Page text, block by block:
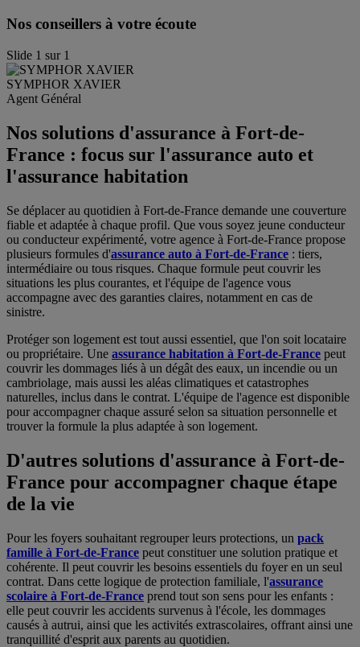
Nos conseillers à votre écoute
Slide 1 sur 1
SYMPHOR XAVIER
Agent Général
Nos solutions d'assurance à Fort-de-
France : focus sur l'assurance auto et
l'assurance habitation
Se déplacer au quotidien à Fort-de-France demande une couverture
fiable et adaptée à chaque profil. Que vous soyez jeune conducteur
ou conducteur expérimenté, votre agence à Fort-de-France propose
plusieurs formules d'assurance auto à Fort-de-France : tiers,
intermédiaire ou tous risques. Chaque formule peut couvrir les
situations les plus courantes, et l'équipe de l'agence vous
accompagne avec des garanties claires, notamment en cas de
sinistre.
Protéger son logement est tout aussi essentiel, que l'on soit locataire
ou propriétaire. Une assurance habitation à Fort-de-France peut
couvrir les dommages liés à un dégât des eaux, un incendie ou un
cambriolage, mais aussi les aléas climatiques et catastrophes
naturelles, inclus dans le contrat. L'équipe de l'agence est disponible
pour accompagner chaque assuré selon sa situation personnelle et
trouver la formule la plus adaptée à son logement.
D'autres solutions d'assurance à Fort-de-
France pour accompagner chaque étape
de la vie
Pour les foyers souhaitant regrouper leurs protections, un pack
famille à Fort-de-France peut constituer une solution pratique et
cohérente. Il peut couvrir les besoins essentiels du foyer en un seul
contrat. Dans cette logique de protection familiale, l'assurance
scolaire à Fort-de-France prend tout son sens pour les enfants :
elle peut couvrir les accidents survenus à l'école, les dommages
causés à autrui, ainsi que les activités extrascolaires, offrant ainsi une
tranquillité d'esprit aux parents au quotidien.